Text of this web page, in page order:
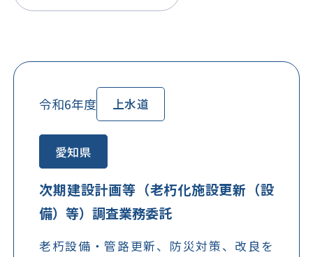
令和6年度 上水道
愛知県
次期建設計画等（老朽化施設更新（設
備）等）調査業務委託
老朽設備・管路更新、防災対策、改良を